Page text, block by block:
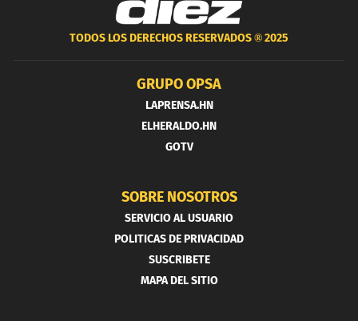
TODOS LOS DERECHOS RESERVADOS ®2025
GRUPO OPSA
LAPRENSA.HN
ELHERALDO.HN
GOTV
SOBRE NOSOTROS
SERVICIO AL USUARIO
POLITICAS DE PRIVACIDAD
SUSCRIBETE
MAPA DEL SITIO